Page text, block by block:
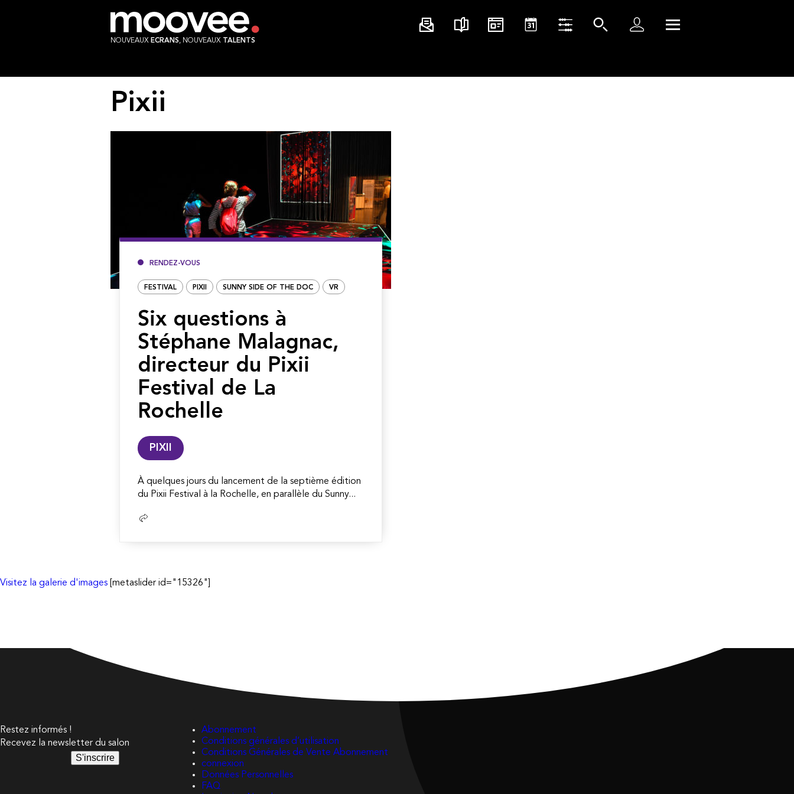
NOUVEAUX ECRANS, NOUVEAUX TALENTS
Pixii
RENDEZ-VOUS
FESTIVAL PIXII SUNNY SIDE OF THE DOC VR
Six questions à
Stéphane Malagnac,
directeur du Pixii
Festival de La
Rochelle
PIXII
À quelques jours du lancement de la septième édition
du Pixii Festival à la Rochelle, en parallèle du Sunny...
Lire
Visitez la galerie d'images [metaslider id="15326"]
Restez informés !
Recevez la newsletter du salon
S'inscrire
Abonnement
Conditions générales d’utilisation
Conditions Générales de Vente Abonnement
connexion
Données Personnelles
FAQ